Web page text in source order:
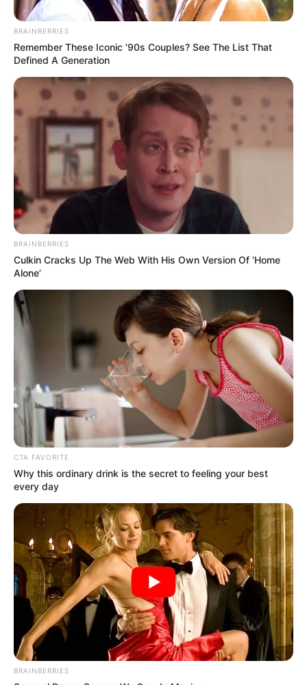
Posted
in
Friss hírek
Lehúzhatja a rolót Mészáros
Lőrinc?
Szerző • January 8, 2026
BRAINBERRIES
Remember These Iconic '90s Couples? See The List That
Defined A Generation
BRAINBERRIES
Culkin Cracks Up The Web With His Own Version Of ‘Home
Alone’
CTA FAVORITE
Why this ordinary drink is the secret to feeling your best
every day
BRAINBERRIES